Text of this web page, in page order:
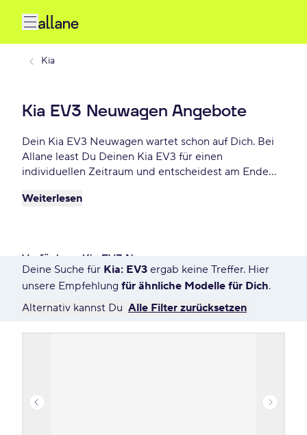
Kia
Kia EV3 Neuwagen Angebote
Dein Kia EV3 Neuwagen wartet schon auf Dich. Bei
Allane least Du Deinen Kia EV3 für einen
individuellen Zeitraum und entscheidest am Ende
zurückgeben willst. Finde das perfekte Kia EV3
Weiterlesen
Verfügbare Kia EV3 Neuwagen
26 Angebote für Deine Suche
Deine Suche für Kia: EV3 ergab keine Treffer. Hier
unsere Empfehlung für ähnliche Modelle für Dich.
Alternativ kannst Du Alle Filter zurücksetzen